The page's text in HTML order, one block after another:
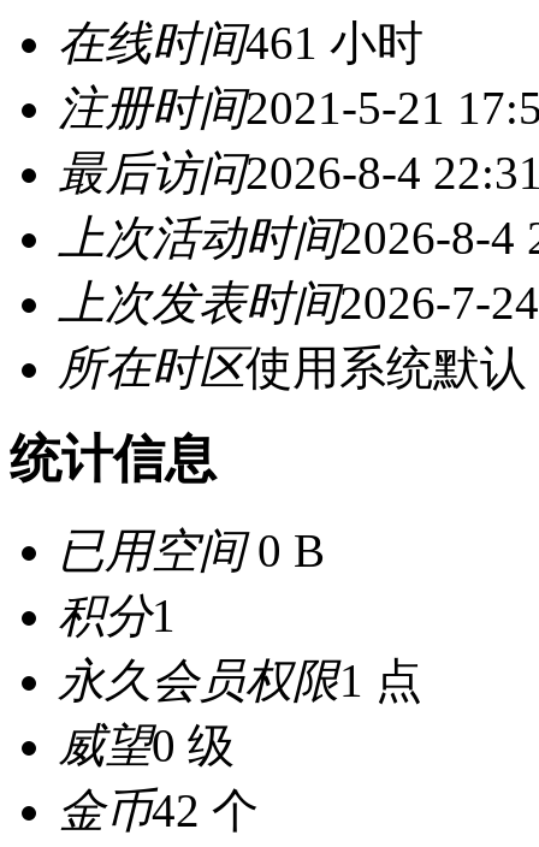
在线时间461 小时
注册时间2021-5-21
最后访问2026-8-4
上次活动时间2026-8-4
上次发表时间2026-7-
所在时区使用系统默认
统计信息
已用空间0 B
积分1
永久会员权限1 点
威望0 级
金币42 个